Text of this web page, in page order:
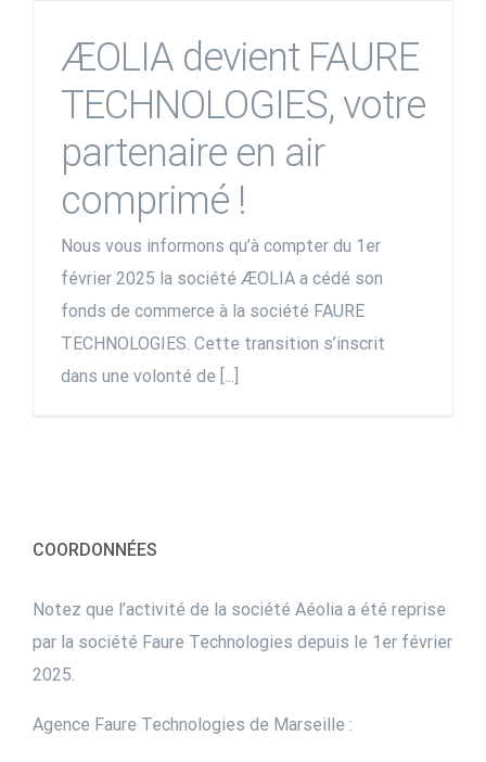
ÆOLIA devient FAURE
TECHNOLOGIES, votre
partenaire en air
comprimé !
Nous vous informons qu’à compter du 1er
février 2025 la société ÆOLIA a cédé son
fonds de commerce à la société FAURE
TECHNOLOGIES. Cette transition s’inscrit
dans une volonté de [...]
COORDONNÉES
Notez que l’activité de la société Aéolia a été reprise
par la société Faure Technologies depuis le 1er février
2025.
Agence Faure Technologies de Marseille :